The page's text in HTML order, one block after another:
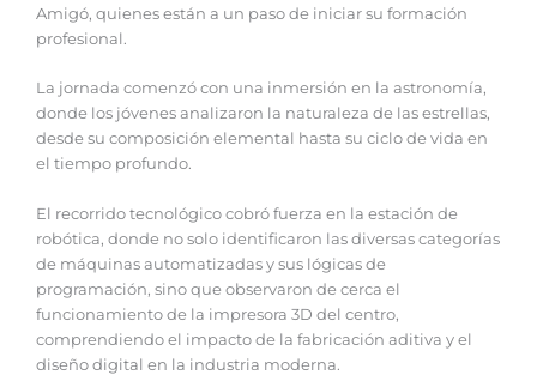
Amigó, quienes están a un paso de iniciar su formación
profesional.
La jornada comenzó con una inmersión en la astronomía,
donde los jóvenes analizaron la naturaleza de las estrellas,
desde su composición elemental hasta su ciclo de vida en
el tiempo profundo.
El recorrido tecnológico cobró fuerza en la estación de
robótica, donde no solo identificaron las diversas categorías
de máquinas automatizadas y sus lógicas de
programación, sino que observaron de cerca el
funcionamiento de la impresora 3D del centro,
comprendiendo el impacto de la fabricación aditiva y el
diseño digital en la industria moderna.